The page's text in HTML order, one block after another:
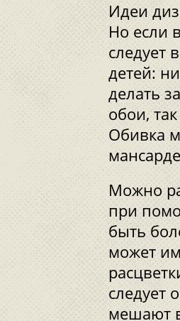
Идеи
Но если
следует
детей:
делать
обои,
Обивка
Можно
при
быть
может
следует
мешают